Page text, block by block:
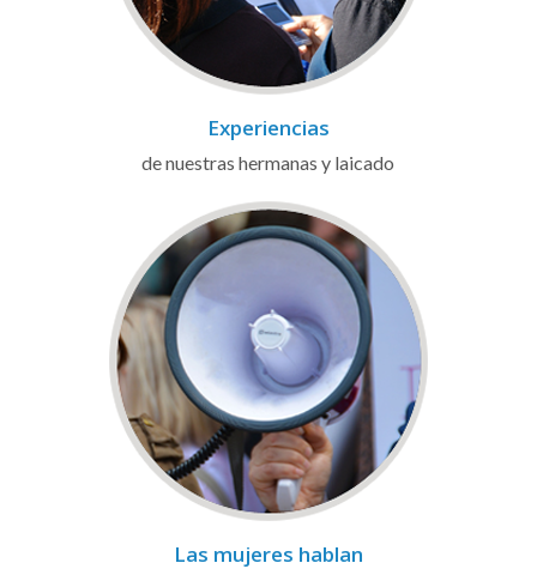
Experiencias
de nuestras hermanas y laicado
Las mujeres hablan